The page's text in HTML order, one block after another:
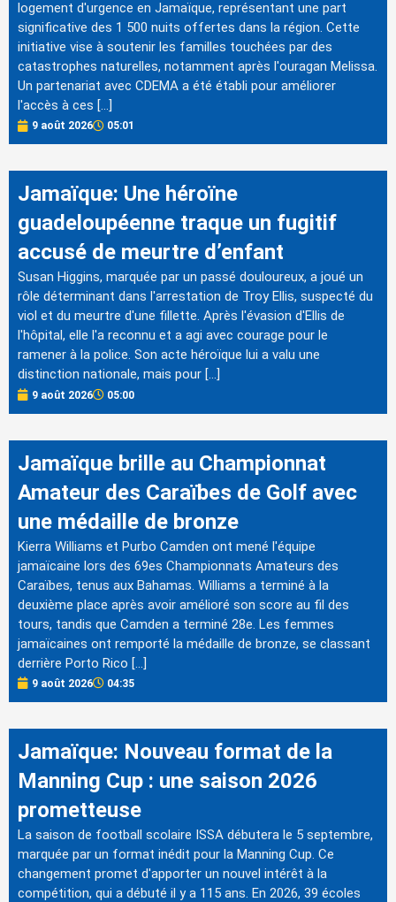
logement d'urgence en Jamaïque, représentant une part
significative des 1 500 nuits offertes dans la région. Cette
initiative vise à soutenir les familles touchées par des
catastrophes naturelles, notamment après l'ouragan Melissa.
Un partenariat avec CDEMA a été établi pour améliorer
l'accès à ces […]
9 août 2026 05:01
Jamaïque: Une héroïne
guadeloupéenne traque un fugitif
accusé de meurtre d’enfant
Susan Higgins, marquée par un passé douloureux, a joué un
rôle déterminant dans l'arrestation de Troy Ellis, suspecté du
viol et du meurtre d'une fillette. Après l'évasion d'Ellis de
l'hôpital, elle l'a reconnu et a agi avec courage pour le
ramener à la police. Son acte héroïque lui a valu une
distinction nationale, mais pour […]
9 août 2026 05:00
Jamaïque brille au Championnat
Amateur des Caraïbes de Golf avec
une médaille de bronze
Kierra Williams et Purbo Camden ont mené l'équipe
jamaïcaine lors des 69es Championnats Amateurs des
Caraïbes, tenus aux Bahamas. Williams a terminé à la
deuxième place après avoir amélioré son score au fil des
tours, tandis que Camden a terminé 28e. Les femmes
jamaïcaines ont remporté la médaille de bronze, se classant
derrière Porto Rico […]
9 août 2026 04:35
Jamaïque: Nouveau format de la
Manning Cup : une saison 2026
prometteuse
La saison de football scolaire ISSA débutera le 5 septembre,
marquée par un format inédit pour la Manning Cup. Ce
changement promet d'apporter un nouvel intérêt à la
compétition, qui a débuté il y a 115 ans. En 2026, 39 écoles